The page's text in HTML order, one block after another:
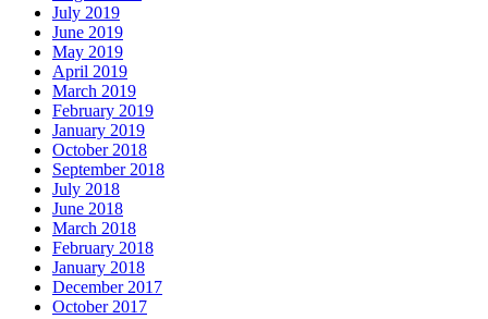
July 2019
June 2019
May 2019
April 2019
March 2019
February 2019
January 2019
October 2018
September 2018
July 2018
June 2018
March 2018
February 2018
January 2018
December 2017
October 2017